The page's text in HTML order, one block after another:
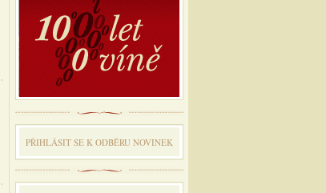
PŘIHLÁSIT SE K ODBĔRU NOVINEK